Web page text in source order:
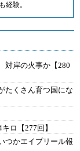
経験。
対岸の火事か【280
たくさん育つ国にな
ロ【277回】
つかエイプリール報